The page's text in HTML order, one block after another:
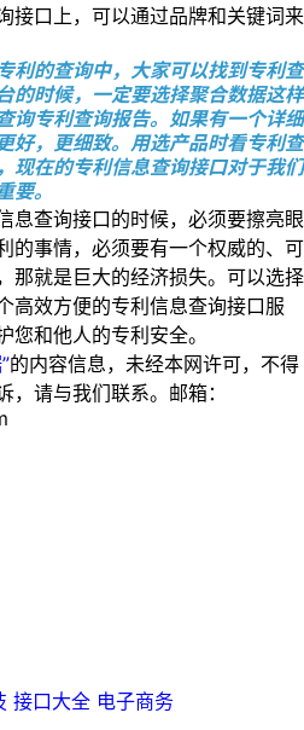
接口上，可以通过品牌和关键词来
利的查询中，大家可以找到专利查
的时候，一定要选择聚合数据这样
询专利查询报告。如果有一个详细
好，更细致。用选产品时看专利查
现在的专利信息查询接口对于我们
。
查询接口的时候，必须要擦亮眼
的事情，必须要有一个权威的、可
那就是巨大的经济损失。可以选择
高效方便的专利信息查询接口服
和他人的专利安全。
的内容信息，未经本网许可，不得
请与我们联系。邮箱：
接口大全 电子商务